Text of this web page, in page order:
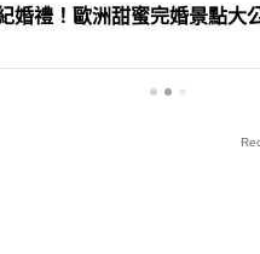
婚禮！歐洲甜蜜完婚景點大